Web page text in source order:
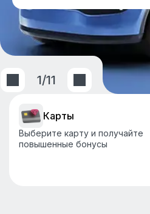
1/11
Карты
Выберите карту и получайте
повышенные бонусы